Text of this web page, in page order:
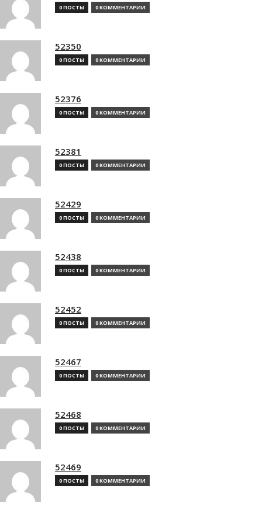
0 ПОСТЫ 0 КОММЕНТАРИИ
52350
0 ПОСТЫ 0 КОММЕНТАРИИ
52376
0 ПОСТЫ 0 КОММЕНТАРИИ
52381
0 ПОСТЫ 0 КОММЕНТАРИИ
52429
0 ПОСТЫ 0 КОММЕНТАРИИ
52438
0 ПОСТЫ 0 КОММЕНТАРИИ
52452
0 ПОСТЫ 0 КОММЕНТАРИИ
52467
0 ПОСТЫ 0 КОММЕНТАРИИ
52468
0 ПОСТЫ 0 КОММЕНТАРИИ
52469
0 ПОСТЫ 0 КОММЕНТАРИИ